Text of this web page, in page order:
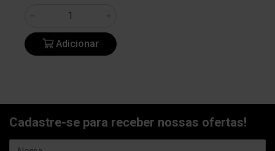
Adicionar
Cadastre-se para receber nossas ofertas!